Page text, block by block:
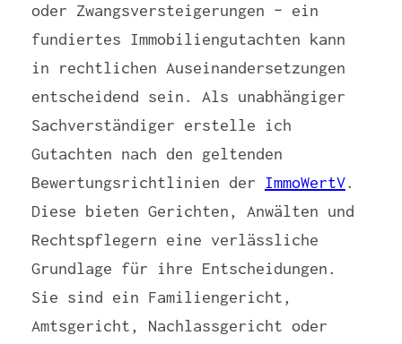
oder Zwangsversteigerungen – ein
fundiertes Immobiliengutachten kann
in rechtlichen Auseinandersetzungen
entscheidend sein. Als unabhängiger
Sachverständiger erstelle ich
Gutachten nach den geltenden
Bewertungsrichtlinien der ImmoWertV.
Diese bieten Gerichten, Anwälten und
Rechtspflegern eine verlässliche
Grundlage für ihre Entscheidungen.
Sie sind ein Familiengericht,
Amtsgericht, Nachlassgericht oder